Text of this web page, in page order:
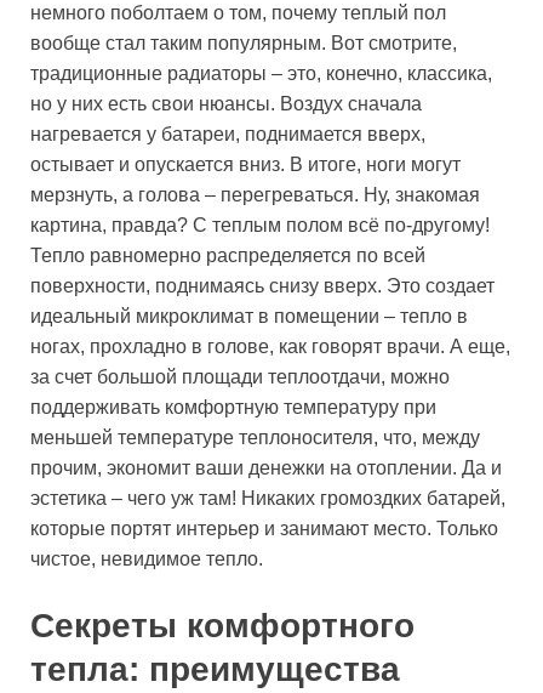
немного поболтаем о том, почему теплый пол
вообще стал таким популярным. Вот смотрите,
традиционные радиаторы – это, конечно, классика,
но у них есть свои нюансы. Воздух сначала
нагревается у батареи, поднимается вверх,
остывает и опускается вниз. В итоге, ноги могут
мерзнуть, а голова – перегреваться. Ну, знакомая
картина, правда? С теплым полом всё по-другому!
Тепло равномерно распределяется по всей
поверхности, поднимаясь снизу вверх. Это создает
идеальный микроклимат в помещении – тепло в
ногах, прохладно в голове, как говорят врачи. А еще,
за счет большой площади теплоотдачи, можно
поддерживать комфортную температуру при
меньшей температуре теплоносителя, что, между
прочим, экономит ваши денежки на отоплении. Да и
эстетика – чего уж там! Никаких громоздких батарей,
которые портят интерьер и занимают место. Только
чистое, невидимое тепло.
Секреты комфортного
тепла: преимущества